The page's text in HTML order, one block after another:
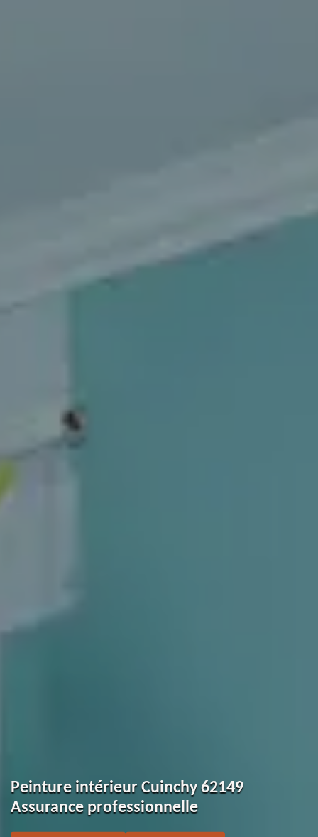
Peinture intérieur Cuinchy 62149
Assurance professionnelle